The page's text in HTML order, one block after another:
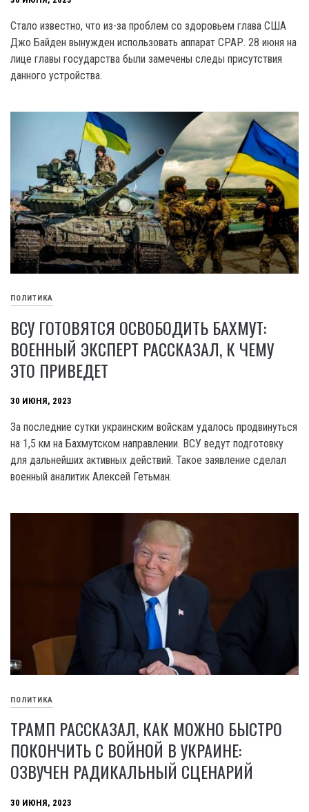
Стало известно, что из-за проблем со здоровьем глава США
Джо Байден вынужден использовать аппарат СРАР. 28 июня на
лице главы государства были замечены следы присутствия
данного устройства.
ПОЛИТИКА
ВСУ ГОТОВЯТСЯ ОСВОБОДИТЬ БАХМУТ:
ВОЕННЫЙ ЭКСПЕРТ РАССКАЗАЛ, К ЧЕМУ
ЭТО ПРИВЕДЕТ
30 ИЮНЯ, 2023
За последние сутки украинским войскам удалось продвинуться
на 1,5 км на Бахмутском направлении. ВСУ ведут подготовку
для дальнейших активных действий. Такое заявление сделал
военный аналитик Алексей Гетьман.
ПОЛИТИКА
ТРАМП РАССКАЗАЛ, КАК МОЖНО БЫСТРО
ПОКОНЧИТЬ С ВОЙНОЙ В УКРАИНЕ:
ОЗВУЧЕН РАДИКАЛЬНЫЙ СЦЕНАРИЙ
30 ИЮНЯ, 2023